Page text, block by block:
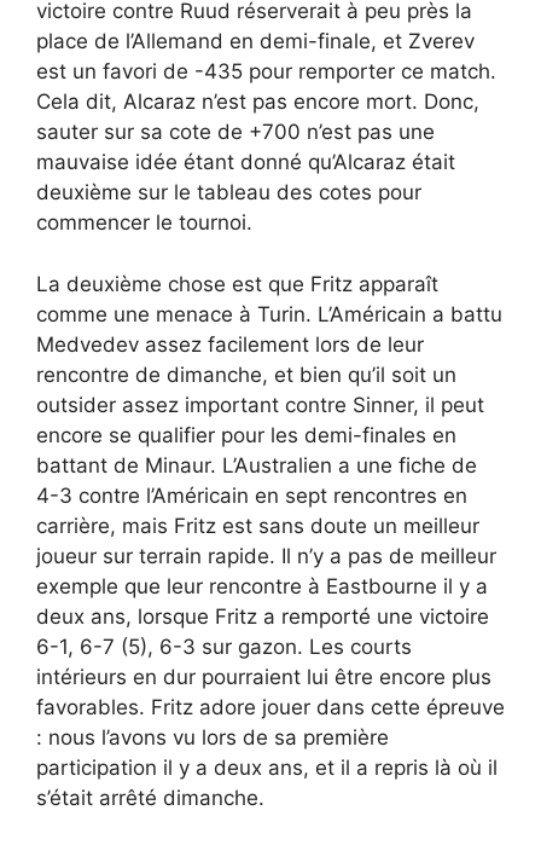
victoire contre Ruud réserverait à peu près la
place de l’Allemand en demi-finale, et Zverev
est un favori de -435 pour remporter ce match.
Cela dit, Alcaraz n’est pas encore mort. Donc,
sauter sur sa cote de +700 n’est pas une
mauvaise idée étant donné qu’Alcaraz était
deuxième sur le tableau des cotes pour
commencer le tournoi.
La deuxième chose est que Fritz apparaît
comme une menace à Turin. L’Américain a battu
Medvedev assez facilement lors de leur
rencontre de dimanche, et bien qu’il soit un
outsider assez important contre Sinner, il peut
encore se qualifier pour les demi-finales en
battant de Minaur. L’Australien a une fiche de
4-3 contre l’Américain en sept rencontres en
carrière, mais Fritz est sans doute un meilleur
joueur sur terrain rapide. Il n’y a pas de meilleur
exemple que leur rencontre à Eastbourne il y a
deux ans, lorsque Fritz a remporté une victoire
6-1, 6-7 (5), 6-3 sur gazon. Les courts
intérieurs en dur pourraient lui être encore plus
favorables. Fritz adore jouer dans cette épreuve
: nous l’avons vu lors de sa première
participation il y a deux ans, et il a repris là où il
s’était arrêté dimanche.